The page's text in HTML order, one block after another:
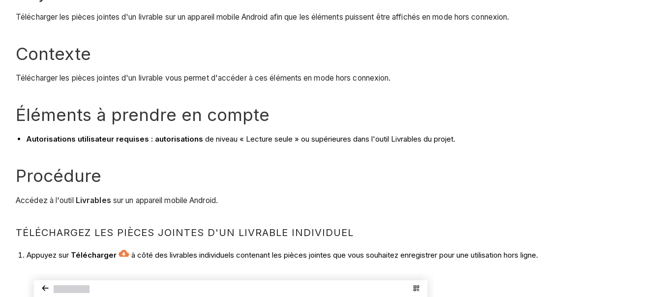
Télécharger les pièces jointes d'un livrable sur un appareil mobile Android afin que les éléments puissent être affichés en mode hors connexion.
Contexte
Télécharger les pièces jointes d'un livrable vous permet d'accéder à ces éléments en mode hors connexion.
Éléments à prendre en compte
Autorisations utilisateur requises : autorisations de niveau « Lecture seule » ou supérieures dans l'outil Livrables du projet.
Procédure
Accédez à l'outil Livrables sur un appareil mobile Android.
TÉLÉCHARGEZ LES PIÈCES JOINTES D'UN LIVRABLE INDIVIDUEL
Appuyez sur Télécharger à côté des livrables individuels contenant les pièces jointes que vous souhaitez enregistrer pour une utilisation hors ligne.